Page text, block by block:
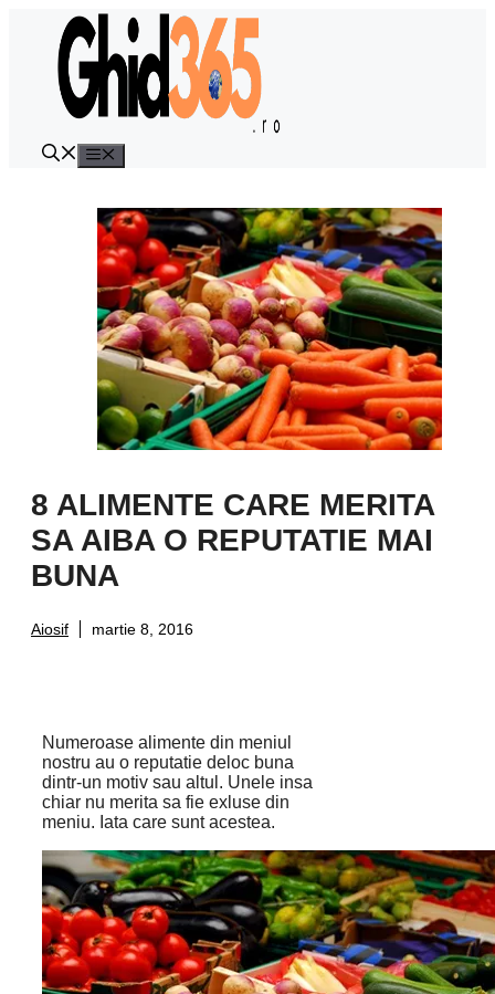
conținut
8 ALIMENTE CARE MERITA
SA AIBA O REPUTATIE MAI
BUNA
Aiosif martie 8, 2016
Numeroase alimente din meniul
nostru au o reputatie deloc buna
dintr-un motiv sau altul. Unele insa
chiar nu merita sa fie exluse din
meniu. Iata care sunt acestea.